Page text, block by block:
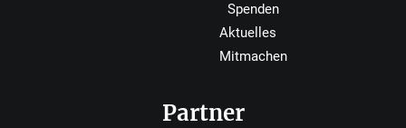
Spenden
Aktuelles
Mitmachen
Partner